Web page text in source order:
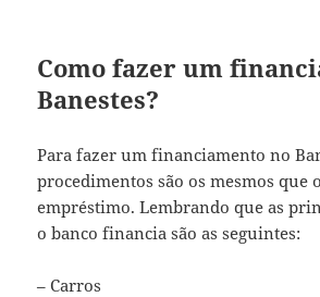
Como fazer um
Banestes?
Para fazer um financiamento no
procedimentos são os mesmos que
empréstimo. Lembrando que as
o banco financia são as seguintes:
– Carros